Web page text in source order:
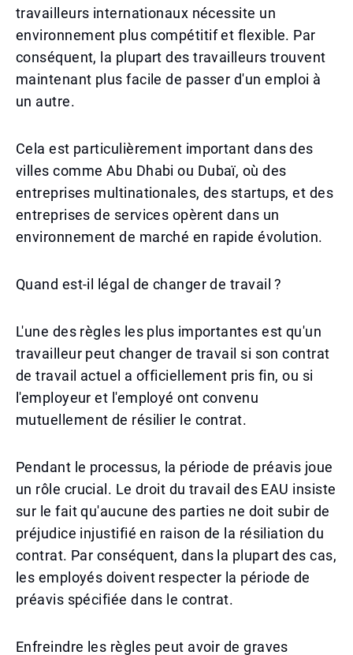
travailleurs internationaux nécessite un
environnement plus compétitif et flexible. Par
conséquent, la plupart des travailleurs trouvent
maintenant plus facile de passer d'un emploi à
un autre.
Cela est particulièrement important dans des
villes comme Abu Dhabi ou Dubaï, où des
entreprises multinationales, des startups, et des
entreprises de services opèrent dans un
environnement de marché en rapide évolution.
Quand est-il légal de changer de travail ?
L'une des règles les plus importantes est qu'un
travailleur peut changer de travail si son contrat
de travail actuel a officiellement pris fin, ou si
l'employeur et l'employé ont convenu
mutuellement de résilier le contrat.
Pendant le processus, la période de préavis joue
un rôle crucial. Le droit du travail des EAU insiste
sur le fait qu'aucune des parties ne doit subir de
préjudice injustifié en raison de la résiliation du
contrat. Par conséquent, dans la plupart des cas,
les employés doivent respecter la période de
préavis spécifiée dans le contrat.
Enfreindre les règles peut avoir de graves